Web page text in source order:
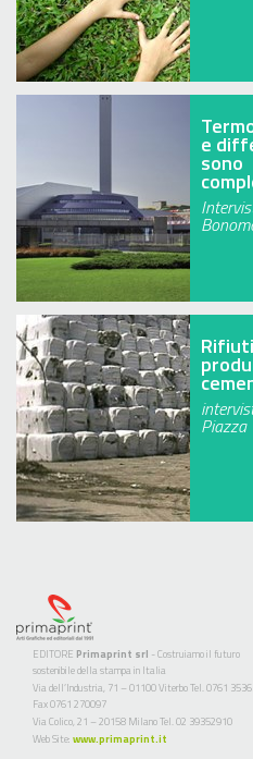
e
sono
Piazza
EDITORE Primaprint srl - Costruiamo il futuro
sostenibile della stampa in Italia
Via dell’Industria, 71 – 01100 Viterbo Tel. 0761
Fax 0761 270097
Via Colico, 21 – 20158 Milano Tel. 02 39352910
Web Site: www.primaprint.it